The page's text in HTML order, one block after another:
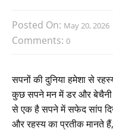
Posted On: May 20, 2026
Comments: 0
सपनों की दुनिया हमेशा से
कुछ सपने मन में डर और बेचैनी
से एक है सपने में सफेद सांप
और रहस्य का प्रतीक मानते